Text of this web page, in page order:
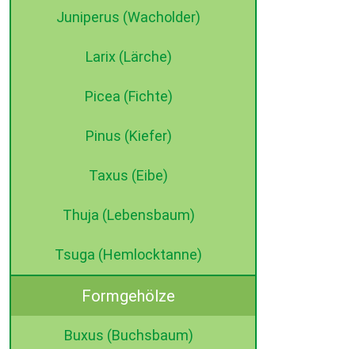
Juniperus (Wacholder)
Larix (Lärche)
Picea (Fichte)
Pinus (Kiefer)
Taxus (Eibe)
Thuja (Lebensbaum)
Tsuga (Hemlocktanne)
Formgehölze
Buxus (Buchsbaum)